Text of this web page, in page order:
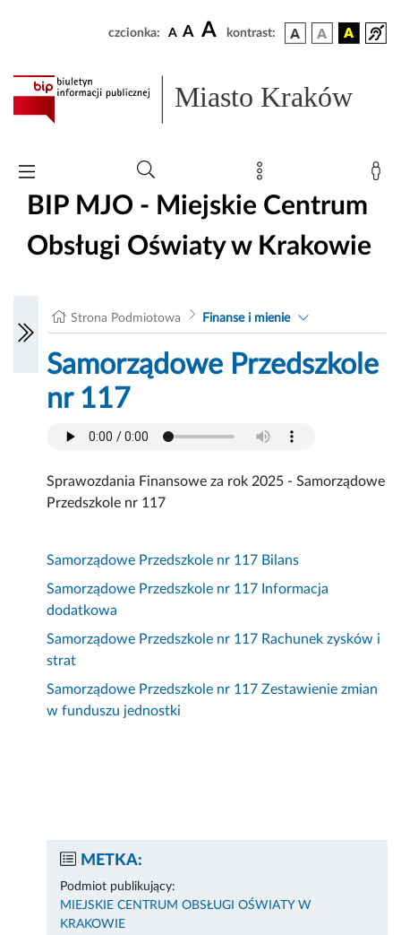
czcionka: A A A kontrast:
Miasto Kraków
BIP MJO - Miejskie Centrum
Obsługi Oświaty w Krakowie
Strona Podmiotowa Finanse i mienie
Samorządowe Przedszkole
nr 117
Sprawozdania Finansowe za rok 2025 - Samorządowe
Przedszkole nr 117
Samorządowe Przedszkole nr 117 Bilans
Samorządowe Przedszkole nr 117 Informacja
dodatkowa
Samorządowe Przedszkole nr 117 Rachunek zysków i
strat
Samorządowe Przedszkole nr 117 Zestawienie zmian
w funduszu jednostki
METKA:
Podmiot publikujący:
MIEJSKIE CENTRUM OBSŁUGI OŚWIATY W
KRAKOWIE